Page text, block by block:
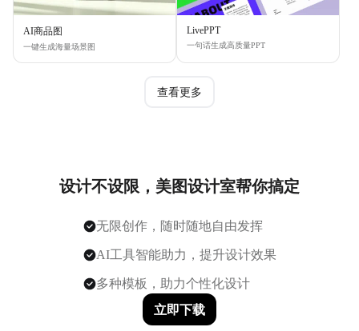
AI商品图
一键生成海量场景图
LivePPT
一句话生成高质量PPT
查看更多
设计不设限，美图设计室帮你搞定
无限创作，随时随地自由发挥
AI工具智能助力，提升设计效果
多种模板，助力个性化设计
立即下载